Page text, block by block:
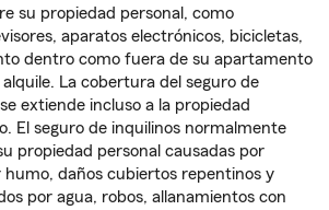
su propiedad personal, como
aparatos electrónicos, bicicletas,
dentro como fuera de su apartamento
La cobertura del seguro de
extiende incluso a la propiedad
El seguro de inquilinos normalmente
propiedad personal causadas por
humo, daños cubiertos repentinos y
por agua, robos, allanamientos con